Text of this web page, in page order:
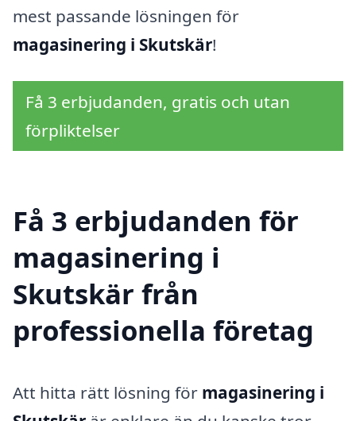
mest passande lösningen för
magasinering i Skutskär!
Få 3 erbjudanden, gratis och utan
förpliktelser
Få 3 erbjudanden för
magasinering i
Skutskär från
professionella företag
Att hitta rätt lösning för magasinering i